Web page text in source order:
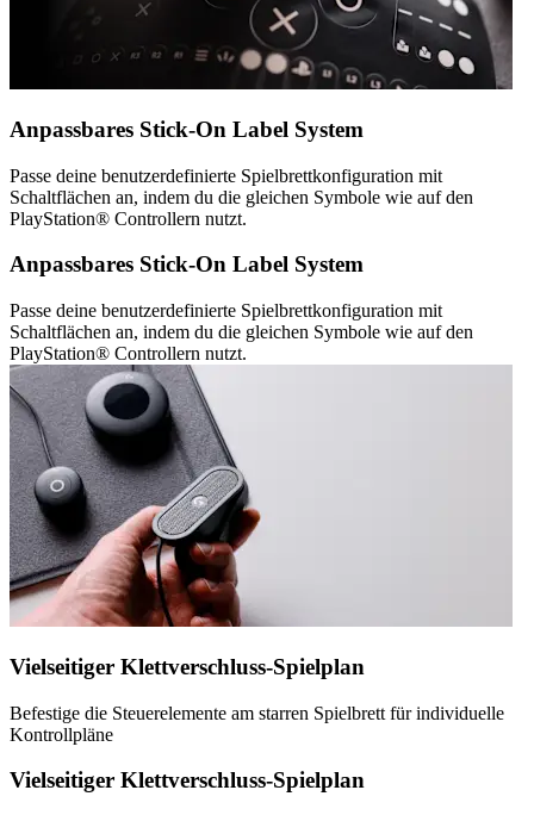
Anpassbares Stick-On Label System
Passe deine benutzerdefinierte Spielbrettkonfiguration mit
Schaltflächen an, indem du die gleichen Symbole wie auf den
PlayStation® Controllern nutzt.
Anpassbares Stick-On Label System
Passe deine benutzerdefinierte Spielbrettkonfiguration mit
Schaltflächen an, indem du die gleichen Symbole wie auf den
PlayStation® Controllern nutzt.
Vielseitiger Klettverschluss-Spielplan
Befestige die Steuerelemente am starren Spielbrett für individuelle
Kontrollpläne
Vielseitiger Klettverschluss-Spielplan